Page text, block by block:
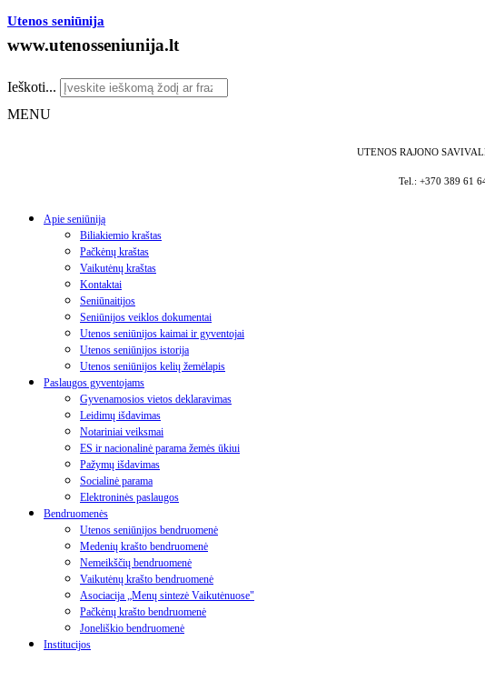
Utenos seniūnija
www.utenosseniunija.lt
Ieškoti...
MENU
UTENOS RAJONO
Tel.: +370 389 61
Apie seniūniją
Biliakiemio kraštas
Pačkėnų kraštas
Vaikutėnų kraštas
Kontaktai
Seniūnaitijos
Seniūnijos veiklos dokumentai
Utenos seniūnijos kaimai ir gyventojai
Utenos seniūnijos istorija
Utenos seniūnijos kelių žemėlapis
Paslaugos gyventojams
Gyvenamosios vietos deklaravimas
Leidimų išdavimas
Notariniai veiksmai
ES ir nacionalinė parama žemės ūkiui
Pažymų išdavimas
Socialinė parama
Elektroninės paslaugos
Bendruomenės
Utenos seniūnijos bendruomenė
Medenių krašto bendruomenė
Nemeikščių bendruomenė
Vaikutėnų krašto bendruomenė
Asociacija „Menų sintezė Vaikutėnuose"
Pačkėnų krašto bendruomenė
Joneliškio bendruomenė
Institucijos